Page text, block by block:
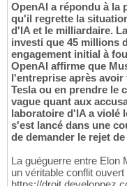
OpenAI a répondu à la
qu'il regrette la
d'IA et le milliardaire.
investi que 45 millions
engagement initial à
OpenAI affirme que
l'entreprise après
Tesla ou en prendre le
vague quant aux
laboratoire d'IA a violé
s'est lancé dans une
de demander le rejet
La guéguerre entre Elon
un véritable conflit